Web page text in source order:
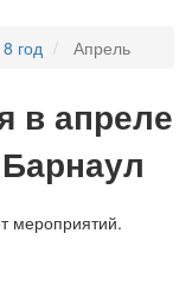
год Апрель
в апреле
мероприятий.